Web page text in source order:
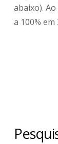
abaixo).
a 100%